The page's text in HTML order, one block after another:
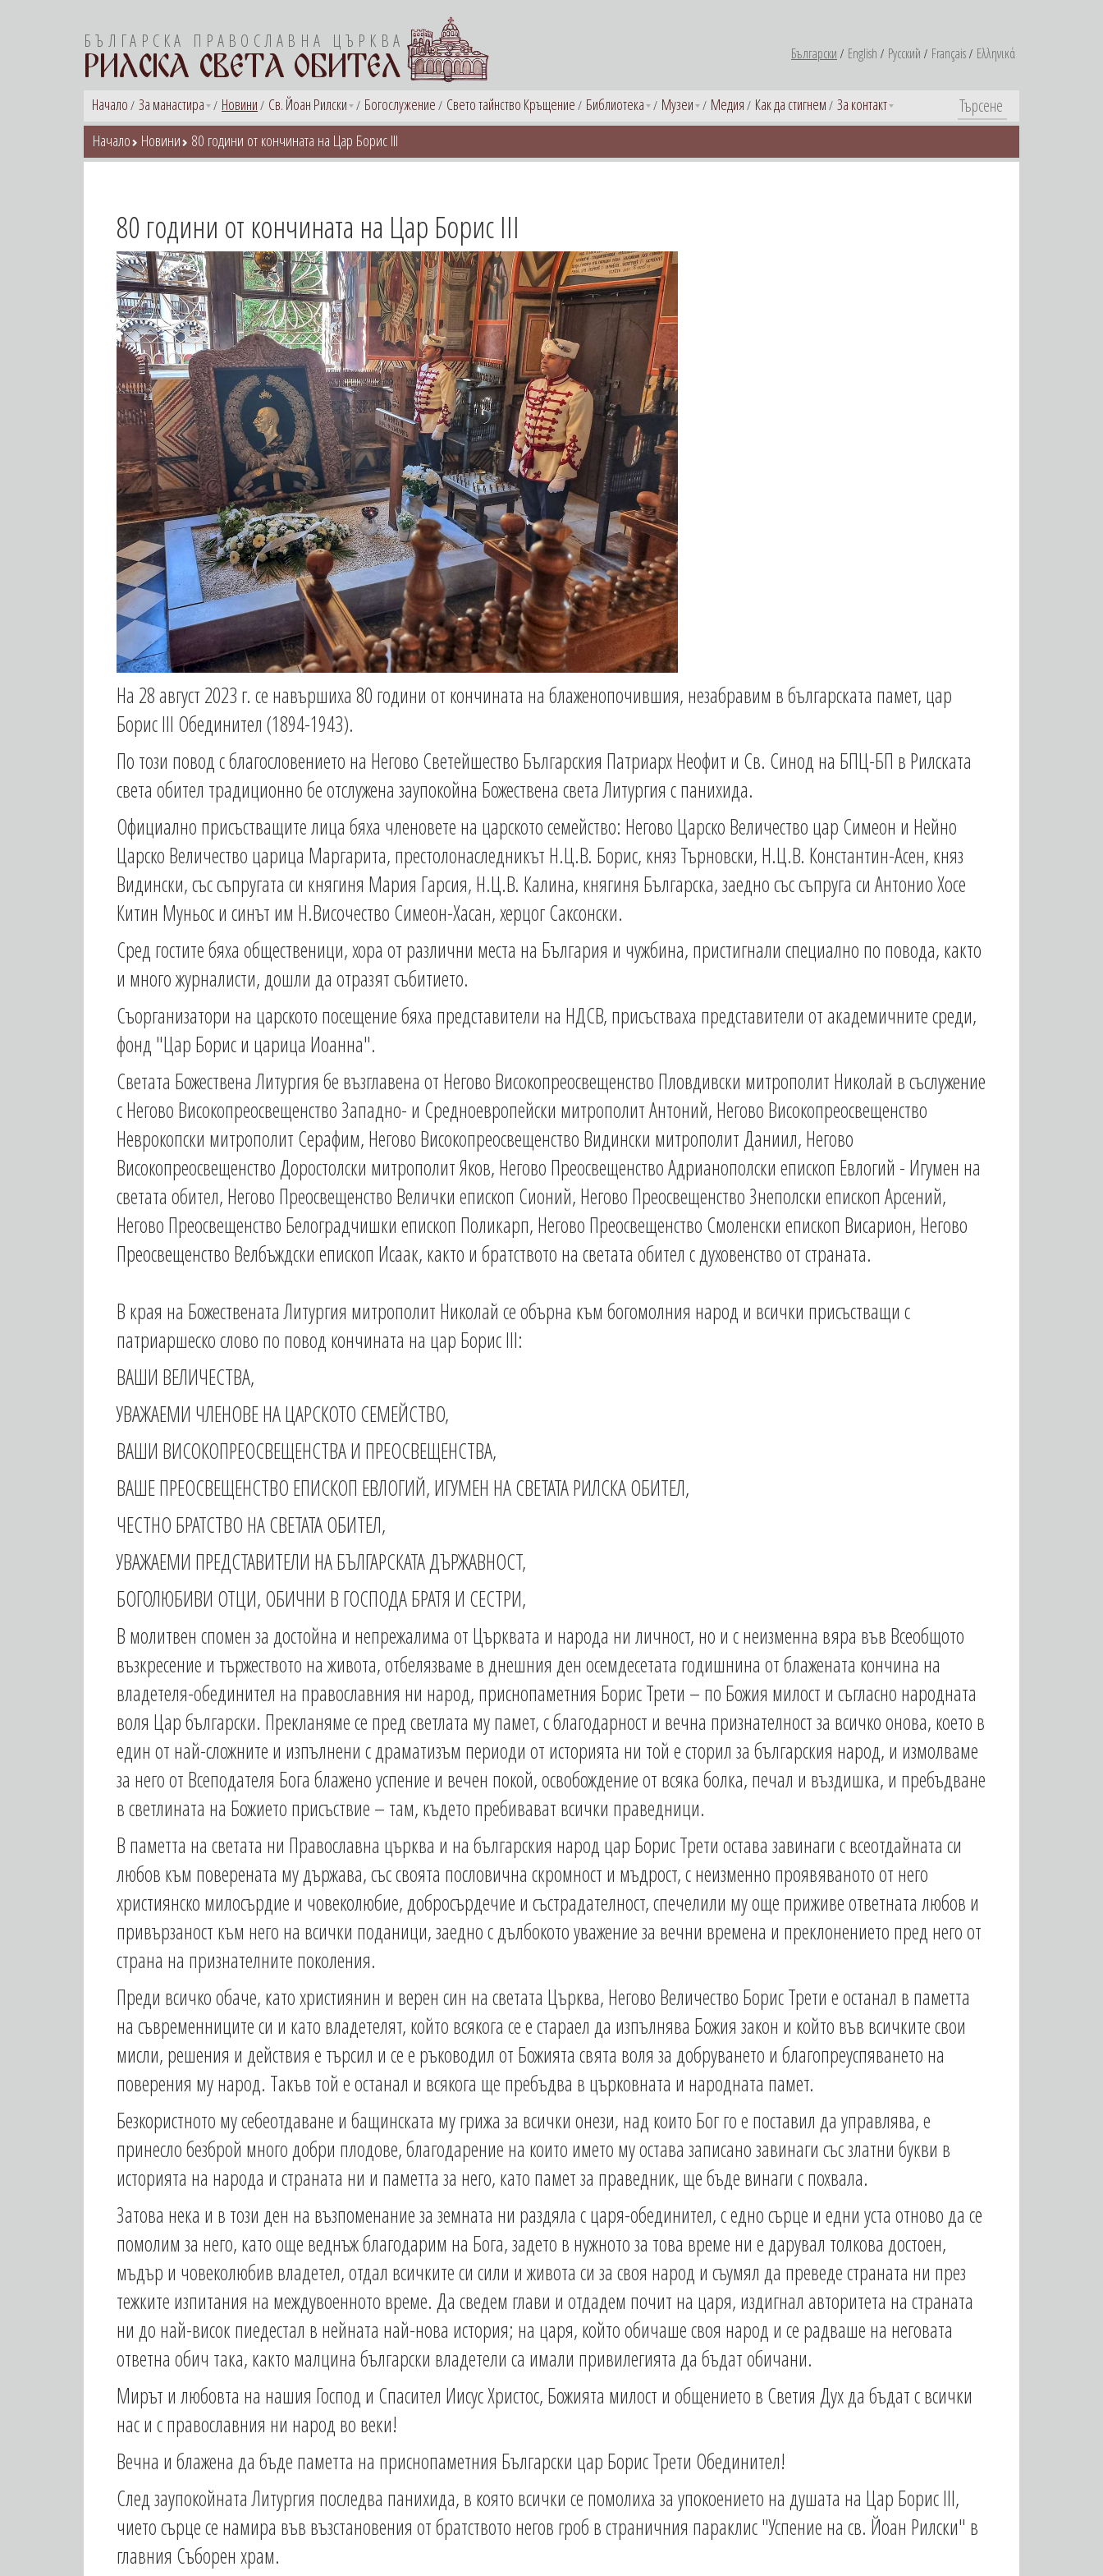
БЪЛГАРСКА ПРАВОСЛАВНА ЦЪРКВА
РИЛСКА СВЕТА ОБИТЕЛ Български English Русский Français Ελληνικά
Начало За манастира Новини Св. Йоан Рилски Богослужение Свето тайнство Кръщение Библиотека Музеи Медия Как да стигнем За контакт
Начало Новини 80 години от кончината на Цар Борис III
80 години от кончината на Цар Борис III
На 28 август 2023 г. се навършиха 80 години от кончината на блаженопочившия, незабравим в българската памет, цар
Борис III Обединител (1894-1943).
По този повод с благословението на Негово Светейшество Българския Патриарх Неофит и Св. Синод на БПЦ-БП в Рилската
света обител традиционно бе отслужена заупокойна Божествена света Литургия с панихида.
Официално присъстващите лица бяха членовете на царското семейство: Негово Царско Величество цар Симеон и Нейно
Царско Величество царица Маргарита, престолонаследникът Н.Ц.В. Борис, княз Търновски, Н.Ц.В. Константин-Асен, княз
Видински, със съпругата си княгиня Мария Гарсия, Н.Ц.В. Калина, княгиня Българска, заедно със съпруга си Антонио Хосе
Китин Муньос и синът им Н.Височество Симеон-Хасан, херцог Саксонски.
Сред гостите бяха общественици, хора от различни места на България и чужбина, пристигнали специално по повода, както
и много журналисти, дошли да отразят събитието.
Съорганизатори на царското посещение бяха представители на НДСВ, присъстваха представители от академичните среди,
фонд "Цар Борис и царица Иоанна".
Светата Божествена Литургия бе възглавена от Негово Високопреосвещенство Пловдивски митрополит Николай в съслужение
с Негово Високопреосвещенство Западно- и Средноевропейски митрополит Антоний, Негово Високопреосвещенство
Неврокопски митрополит Серафим, Негово Високопреосвещенство Видински митрополит Даниил, Негово
Високопреосвещенство Доростолски митрополит Яков, Негово Преосвещенство Адрианополски епископ Евлогий - Игумен на
светата обител, Негово Преосвещенство Велички епископ Сионий, Негово Преосвещенство Знеполски епископ Арсений,
Негово Преосвещенство Белоградчишки епископ Поликарп, Негово Преосвещенство Смоленски епископ Висарион, Негово
Преосвещенство Велбъждски епископ Исаак, както и братството на светата обител с духовенство от страната.
В края на Божествената Литургия митрополит Николай се обърна към богомолния народ и всички присъстващи с
патриаршеско слово по повод кончината на цар Борис III:
ВАШИ ВЕЛИЧЕСТВА,
УВАЖАЕМИ ЧЛЕНОВЕ НА ЦАРСКОТО СЕМЕЙСТВО,
ВАШИ ВИСОКОПРЕОСВЕЩЕНСТВА И ПРЕОСВЕЩЕНСТВА,
ВАШЕ ПРЕОСВЕЩЕНСТВО ЕПИСКОП ЕВЛОГИЙ, ИГУМЕН НА СВЕТАТА РИЛСКА ОБИТЕЛ,
ЧЕСТНО БРАТСТВО НА СВЕТАТА ОБИТЕЛ,
УВАЖАЕМИ ПРЕДСТАВИТЕЛИ НА БЪЛГАРСКАТА ДЪРЖАВНОСТ,
БОГОЛЮБИВИ ОТЦИ, ОБИЧНИ В ГОСПОДА БРАТЯ И СЕСТРИ,
В молитвен спомен за достойна и непрежалима от Църквата и народа ни личност, но и с неизменна вяра във Всеобщото
възкресение и тържеството на живота, отбелязваме в днешния ден осемдесетата годишнина от блажената кончина на
владетеля-обединител на православния ни народ, приснопаметния Борис Трети – по Божия милост и съгласно народната
воля Цар български. Прекланяме се пред светлата му памет, с благодарност и вечна признателност за всичко онова, което в
един от най-сложните и изпълнени с драматизъм периоди от историята ни той е сторил за българския народ, и измолваме
за него от Всеподателя Бога блажено успение и вечен покой, освобождение от всяка болка, печал и въздишка, и пребъдване
в светлината на Божието присъствие – там, където пребивават всички праведници.
В паметта на светата ни Православна църква и на българския народ цар Борис Трети остава завинаги с всеотдайната си
любов към поверената му държава, със своята пословична скромност и мъдрост, с неизменно проявяваното от него
християнско милосърдие и човеколюбие, добросърдечие и състрадателност, спечелили му още приживе ответната любов и
привързаност към него на всички поданици, заедно с дълбокото уважение за вечни времена и преклонението пред него от
страна на признателните поколения.
Преди всичко обаче, като християнин и верен син на светата Църква, Негово Величество Борис Трети е останал в паметта
на съвременниците си и като владетелят, който всякога се е стараел да изпълнява Божия закон и който във всичките свои
мисли, решения и действия е търсил и се е ръководил от Божията свята воля за добруването и благопреуспяването на
поверения му народ. Такъв той е останал и всякога ще пребъдва в църковната и народната памет.
Безкористното му себеотдаване и бащинската му грижа за всички онези, над които Бог го е поставил да управлява, е
принесло безброй много добри плодове, благодарение на които името му остава записано завинаги със златни букви в
историята на народа и страната ни и паметта за него, като памет за праведник, ще бъде винаги с похвала.
Затова нека и в този ден на възпоменание за земната ни раздяла с царя-обединител, с едно сърце и едни уста отново да се
помолим за него, като още веднъж благодарим на Бога, задето в нужното за това време ни е дарувал толкова достоен,
мъдър и човеколюбив владетел, отдал всичките си сили и живота си за своя народ и съумял да преведе страната ни през
тежките изпитания на междувоенното време. Да сведем глави и отдадем почит на царя, издигнал авторитета на страната
ни до най-висок пиедестал в нейната най-нова история; на царя, който обичаше своя народ и се радваше на неговата
ответна обич така, както малцина български владетели са имали привилегията да бъдат обичани.
Мирът и любовта на нашия Господ и Спасител Иисус Христос, Божията милост и общението в Светия Дух да бъдат с всички
нас и с православния ни народ во веки!
Вечна и блажена да бъде паметта на приснопаметния Български цар Борис Трети Обединител!
След заупокойната Литургия последва панихида, в която всички се помолиха за упокоението на душата на Цар Борис III,
чието сърце се намира във възстановения от братството негов гроб в страничния параклис "Успение на св. Йоан Рилски" в
главния Съборен храм.